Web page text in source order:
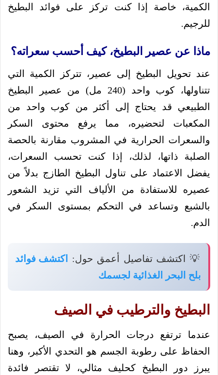
الكمية، خاصة إذا كنت تركز على فوائد البطيخ
للرجيم.
ماذا عن عصير البطيخ، كيف أحسب سعراته؟
عند تحويل البطيخ إلى عصير، تتركز الكمية التي
تتناولها، كوب واحد (240 مل) من عصير البطيخ
الطبيعي قد يحتاج إلى أكثر من كوب واحد من
المكعبات لتحضيره، مما يرفع محتوى السكر
والسعرات الحرارية في المشروب مقارنة بالحصة
الصلبة ذاتها، لذلك، إذا كنت تحسب السعرات،
يفضل الاعتماد على تناول البطيخ الطازج بدلاً من
عصيره للاستفادة من الألياف التي تزيد الشعور
بالشبع وتساعد في التحكم بمستوى السكر في
الدم.
💡 اكتشف تفاصيل أعمق حول:
اكتشف فوائد
بلح البحر الغذائية لجسمك
البطيخ والترطيب في الصيف
عندما ترتفع درجات الحرارة في الصيف، يصبح
الحفاظ على رطوبة الجسم هو التحدي الأكبر، وهنا
يبرز دور البطيخ كحليف مثالي، لا تقتصر فائدة